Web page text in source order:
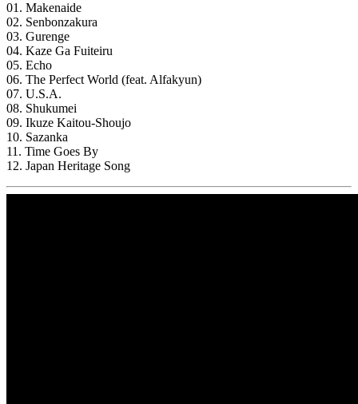
01. Makenaide
02. Senbonzakura
03. Gurenge
04. Kaze Ga Fuiteiru
05. Echo
06. The Perfect World (feat. Alfakyun)
07. U.S.A.
08. Shukumei
09. Ikuze Kaitou-Shoujo
10. Sazanka
11. Time Goes By
12. Japan Heritage Song